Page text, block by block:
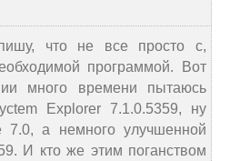
что не все просто с,
программой. Вот
много времени пытаюсь
Explorer 7.1.0.5359, ну
7.0, а немного улучшенной
И кто же этим поганством